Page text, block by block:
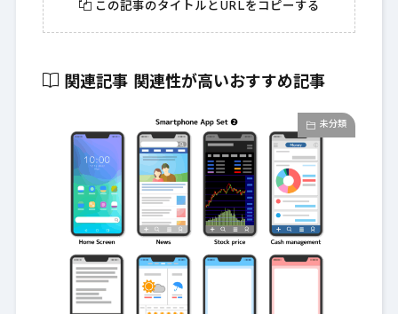
この記事のタイトルとURLをコピーする
関連記事 関連性が高いおすすめ記事
未分類